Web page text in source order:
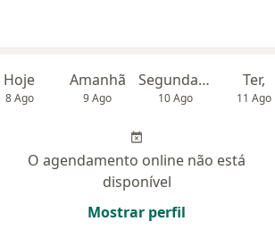
Hoje
8 Ago
Amanhã
9 Ago
Segunda-feira
10 Ago
Ter,
11 Ago
O agendamento online não está
disponível
Mostrar perfil